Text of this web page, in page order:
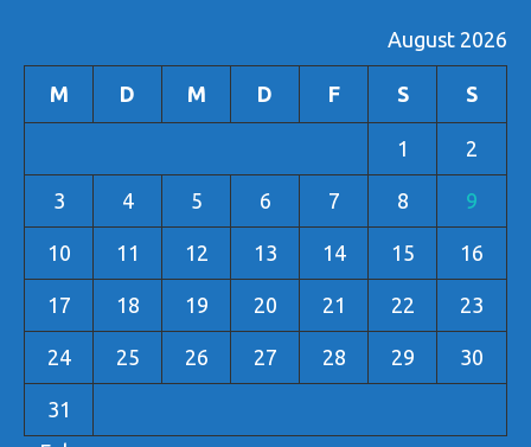
August 2026
M D M D F S S
1 2
3 4 5 6 7 8 9
10 11 12 13 14 15 16
17 18 19 20 21 22 23
24 25 26 27 28 29 30
31